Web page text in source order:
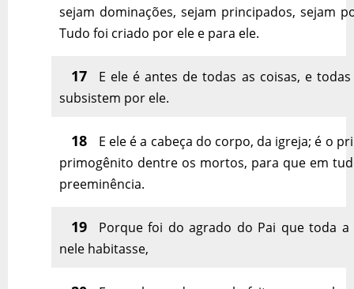
sejam dominações, sejam principados, sejam
Tudo foi criado por ele e para ele.
17
E ele é antes de todas as coisas, e
subsistem por ele.
18
E ele é a cabeça do corpo, da igreja; é o
primogênito dentre os mortos, para que em
preeminência.
19
Porque foi do agrado do Pai que toda a
nele habitasse,